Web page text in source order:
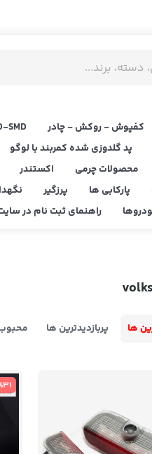
کفپوش - روکش - چادر SMD
پد گلدوزی شده کمربند با لوگو
محصولات چرمی اکستندر
پارکابی ها پرزگیر
راهنمای ثبت نام در
ها پربازدیدترین ها